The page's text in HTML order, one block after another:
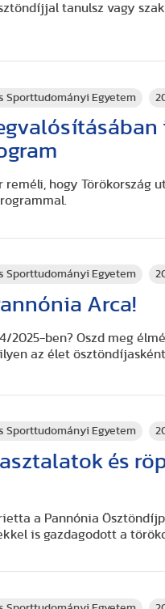
tanulsz vagy
Sporttudományi Egyetem
reméli, hogy Törökország
Sporttudományi Egyetem
Arca!
2025-ben? Oszd meg
az élet
Sporttudományi Egyetem
és
a Pannónia
is gazdagodott a